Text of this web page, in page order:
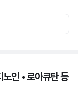
노인 • 로아큐탄 등